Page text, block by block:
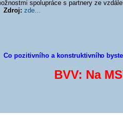
spolupráce s partnery ze
Zdroj: zde...
Co pozitivního a konstruktivního
BVV: Na